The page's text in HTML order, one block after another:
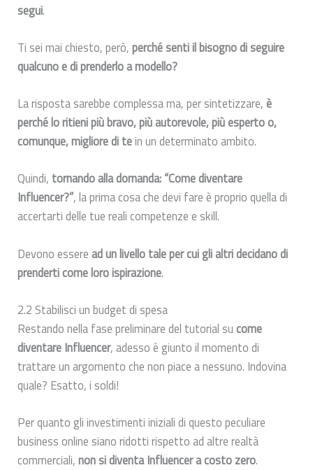
segui.
Ti sei mai chiesto, però,perché senti il bisogno di seguire
qualcuno e di prenderlo a modello?
La risposta sarebbe complessa ma, per sintetizzare, è
perché lo ritieni più bravo, più autorevole, più esperto o,
comunque, migliore di tein un determinato ambito.
Quindi, tornando alla domanda: “Come diventare
Influencer?”, la prima cosa che devi fare è proprio quella di
accertarti delle tue reali competenze e skill.
Devono essere ad un livello tale per cui gli altri decidano di
prenderti come loro ispirazione.
2.2 Stabilisci un budget di spesa
Restando nella fase preliminare del tutorial sucome
diventare Influencer, adesso è giunto il momento di
trattare un argomento che non piace a nessuno. Indovina
quale? Esatto, i soldi!
Per quanto gli investimenti iniziali di questo peculiare
business online siano ridotti rispetto ad altre realtà
commerciali, non si diventa Influencer a costo zero.